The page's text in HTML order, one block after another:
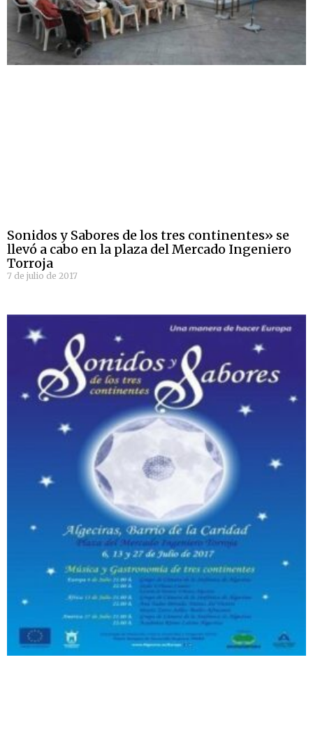
Sonidos y Sabores de los tres continentes» se
llevó a cabo en la plaza del Mercado Ingeniero
Torroja
7 de julio de 2017